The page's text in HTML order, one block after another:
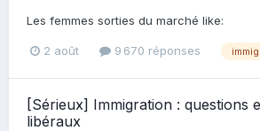
Les femmes sorties du marché like:
2 août 9 670 réponses
[Sérieux] Immigration : questions
libéraux